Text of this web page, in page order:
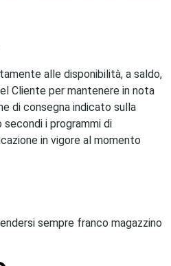
alle disponibilità, a saldo,
Cliente per mantenere in nota
di consegna indicato sulla
i programmi di
in vigore al momento
sempre franco magazzino